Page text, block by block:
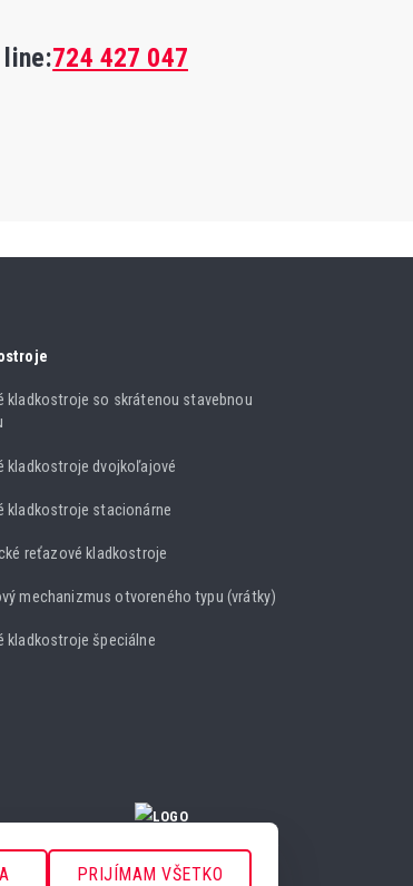
724 427 047
kladkostroje so skrátenou stavebnou
kladkostroje dvojkoľajové
kladkostroje stacionárne
reťazové kladkostroje
mechanizmus otvoreného typu (vrátky)
kladkostroje špeciálne
PRIJÍMAM VŠETKO